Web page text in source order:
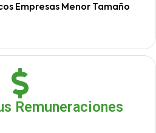
Empresas Menor Tamaño
Remuneraciones